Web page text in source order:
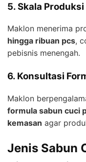
5. Skala
Maklon menerima
hingga ribuan pcs,
pebisnis menengah.
6. Konsultasi
Maklon
formula sabun cuci
kemasan agar
Jenis Sabun